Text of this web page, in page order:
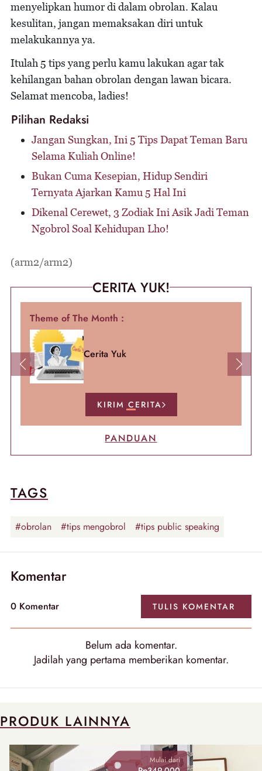
menyelipkan humor di dalam obrolan. Kalau
kesulitan, jangan memaksakan diri untuk
melakukannya ya.
Itulah 5 tips yang perlu kamu lakukan agar tak
kehilangan bahan obrolan dengan lawan bicara.
Selamat mencoba, ladies!
Pilihan Redaksi
Jangan Sungkan, Ini 5 Tips Dapat Teman Baru
Selama Kuliah Online!
Bukan Cuma Kesepian, Hidup Sendiri
Ternyata Ajarkan Kamu 5 Hal Ini
Dikenal Cerewet, 3 Zodiak Ini Asik Jadi Teman
Ngobrol Soal Kehidupan Lho!
(arm2/arm2)
CERITA YUK!
Theme of The Month :
Cerita Yuk
KIRIM CERITA
Previous Next
PANDUAN
TAGS
#obrolan #tips mengobrol #tips public speaking
Komentar
0 Komentar TULIS KOMENTAR
Belum ada komentar.
Jadilah yang pertama memberikan komentar.
PRODUK LAINNYA
Mulai dari